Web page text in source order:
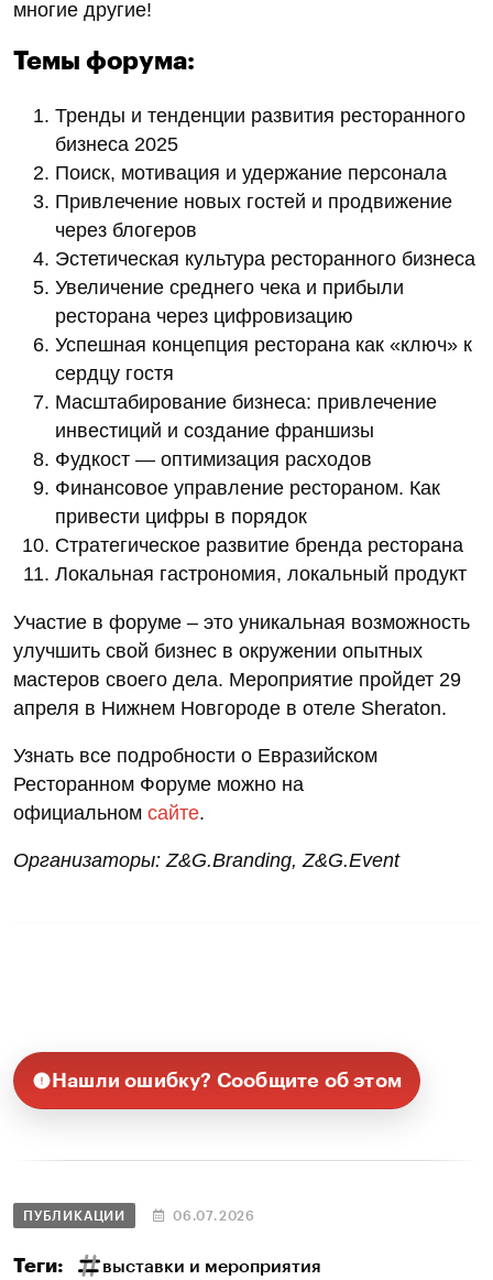
многие другие!
Темы форума:
Тренды и тенденции развития ресторанного
бизнеса 2025
Поиск, мотивация и удержание персонала
Привлечение новых гостей и продвижение
через блогеров
Эстетическая культура ресторанного бизнеса
Увеличение среднего чека и прибыли
ресторана через цифровизацию
Успешная концепция ресторана как «ключ» к
сердцу гостя
Масштабирование бизнеса: привлечение
инвестиций и создание франшизы
Фудкост — оптимизация расходов
Финансовое управление рестораном. Как
привести цифры в порядок
Стратегическое развитие бренда ресторана
Локальная гастрономия, локальный продукт
Участие в форуме – это уникальная возможность
улучшить свой бизнес в окружении опытных
мастеров своего дела. Мероприятие пройдет 29
апреля в Нижнем Новгороде в отеле Sheraton.
Узнать все подробности о Евразийском
Ресторанном Форуме можно на
официальном сайте.
Организаторы: Z&G.Branding, Z&G.Event
Нашли ошибку? Сообщите об этом
ПУБЛИКАЦИИ 06.07.2026
Теги: выставки и мероприятия